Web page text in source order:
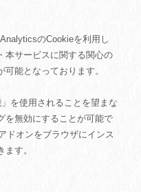
のCookieを利用し
本サービスに関する関心の
能となっております。
を使用されることを望まな
を無効にすることが可能で
ドオンをブラウザにインス
す。